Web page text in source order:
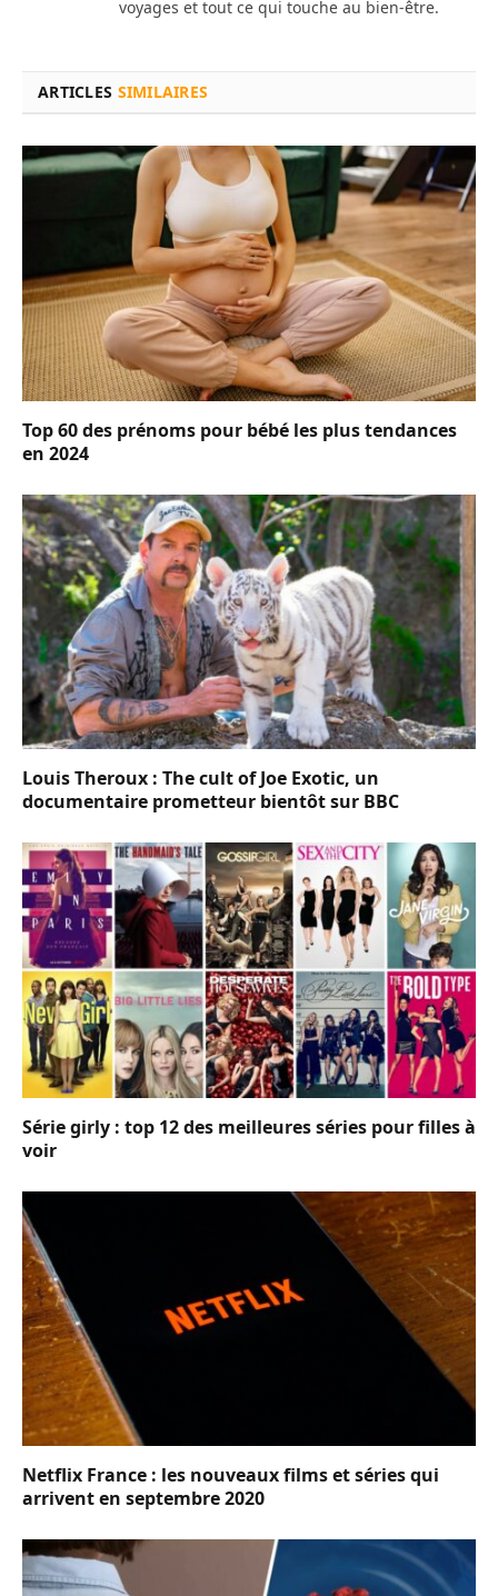
voyages et tout ce qui touche au bien-être.
ARTICLES SIMILAIRES
Top 60 des prénoms pour bébé les plus tendances
en 2024
Louis Theroux : The cult of Joe Exotic, un
documentaire prometteur bientôt sur BBC
Série girly : top 12 des meilleures séries pour filles à
voir
Netflix France : les nouveaux films et séries qui
arrivent en septembre 2020